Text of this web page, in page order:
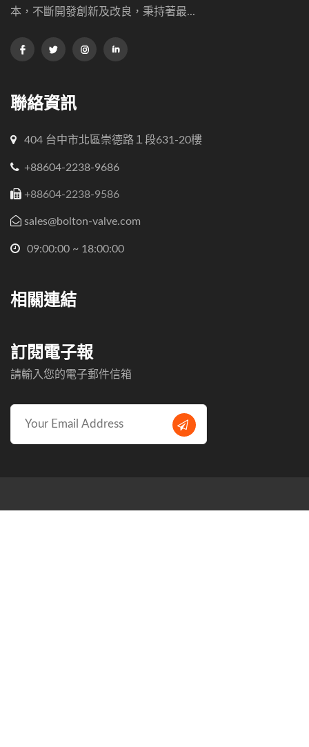
本，不斷開發創新及改良，秉持著最...
聯絡資訊
404 台中市北區崇德路１段631-20樓
+88604-2238-9686
+88604-2238-9586
sales@bolton-valve.com
09:00:00 ~ 18:00:00
相關連結
訂閱電子報
請輸入您的電子郵件信箱